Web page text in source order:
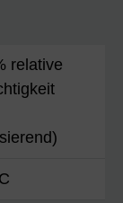
relative